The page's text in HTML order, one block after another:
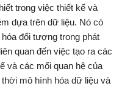
trong việc thiết kế và
dựa trên dữ liệu. Nó có
đối tượng trong phát
quan đến việc tạo ra các
và các mối quan hệ của
mô hình hóa dữ liệu và